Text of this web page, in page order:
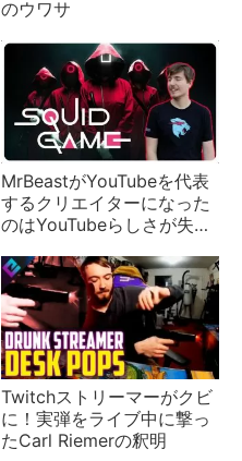
のウワサ
MrBeastがYouTubeを代表
するクリエイターになった
のはYouTubeらしさが失わ
Twitchストリーマーがクビ
に！実弾をライブ中に撃っ
たCarl Riemerの釈明